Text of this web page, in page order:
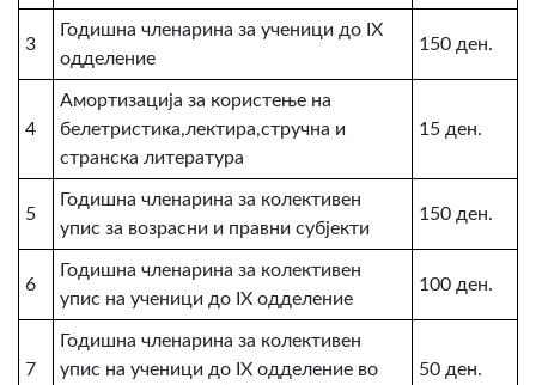
3
Годишна членарина за ученици до IX
одделение
150 ден.
4
Амортизација за користење на
белетристика,лектира,стручна и
странска литература
15 ден.
5
Годишна членарина за колективен
упис за возрасни и правни субјекти
150 ден.
6
Годишна членарина за колективен
упис на ученици до IX одделение
100 ден.
7
Годишна членарина за колективен
упис на ученици до IX одделение во
50 ден.